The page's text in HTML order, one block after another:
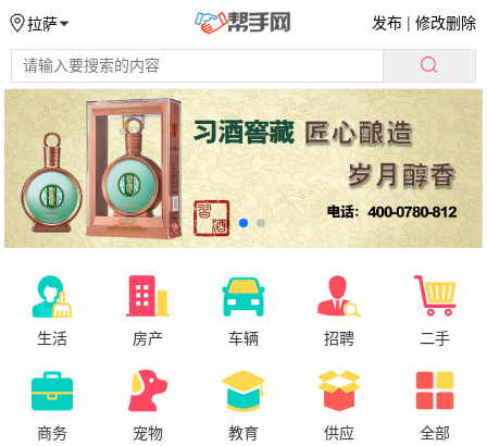
拉萨 发布 |修改删除
生活 房产 车辆 招聘 二手
商务 宠物 教育 供应 全部